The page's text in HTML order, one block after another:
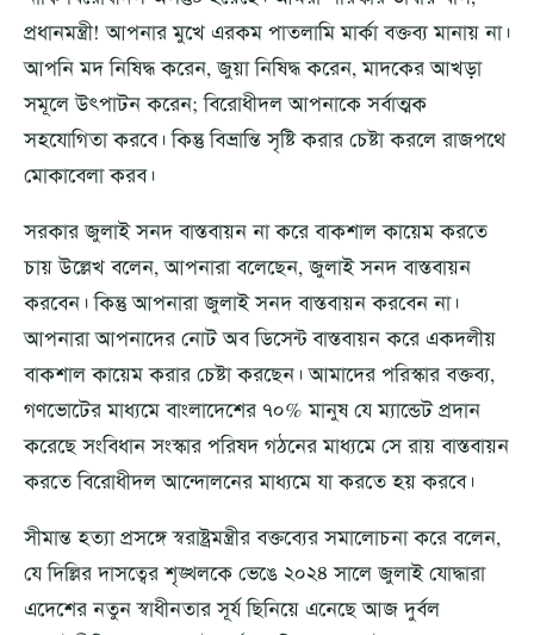
প্রধানমন্ত্রী! আপনার মুখে এরকম পাতলামি মার্কা বক্তব্য মানায় না।
আপনি মদ নিষিদ্ধ করেন, জুয়া নিষিদ্ধ করেন, মাদকের আখড়া
সমূলে উৎপাটন করেন; বিরোধীদল আপনাকে সর্বাত্মক
সহযোগিতা করবে। কিন্তু বিভ্রান্তি সৃষ্টি করার চেষ্টা করলে রাজপথে
মোকাবেলা করব‌।
সরকার জুলাই সনদ বাস্তবায়ন না করে বাকশাল কায়েম করতে
চায় উল্লেখ বলেন, আপনারা বলেছেন, জুলাই সনদ বাস্তবায়ন
করবেন। কিন্তু আপনারা জুলাই সনদ বাস্তবায়ন করবেন না।
আপনারা আপনাদের নোট অব ডিসেন্ট বাস্তবায়ন করে একদলীয়
বাকশাল কায়েম করার চেষ্টা করছেন। আমাদের পরিস্কার বক্তব্য,
গণভোটের মাধ্যমে বাংলাদেশের ৭০% মানুষ যে ম্যান্ডেট প্রদান
করেছে সংবিধান সংস্কার পরিষদ গঠনের মাধ্যমে সে রায় বাস্তবায়ন
করতে বিরোধীদল আন্দোলনের মাধ্যমে যা করতে হয় করবে।
সীমান্ত হত্যা প্রসঙ্গে স্বরাষ্ট্রমন্ত্রীর বক্তব্যের সমালোচনা করে বলেন,
যে দিল্লির দাসত্বের শৃঙ্খলকে ভেঙে ২০২৪ সালে জুলাই যোদ্ধারা
এদেশের নতুন স্বাধীনতার সূর্য ছিনিয়ে এনেছে আজ দুর্বল